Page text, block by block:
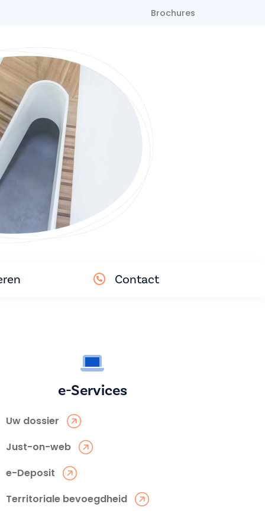
Brochures
Contact
e-Services
Uw dossier
Just-on-web
e-Deposit
Territoriale bevoegdheid